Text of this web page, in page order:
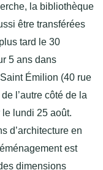
la bibliothèque
être transférées
tard le 30
5 ans dans
Émilion (40 rue
l’autre côté de la
le lundi 25 août.
d’architecture en
est
dimensions